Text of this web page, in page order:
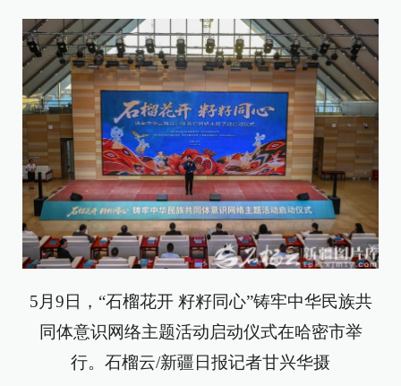
5月9日，“石榴花开 籽籽同心”铸牢中华民族共
同体意识网络主题活动启动仪式在哈密市举
行。石榴云/新疆日报记者甘兴华摄